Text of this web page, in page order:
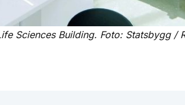
Sciences Building. Foto: Statsbygg /